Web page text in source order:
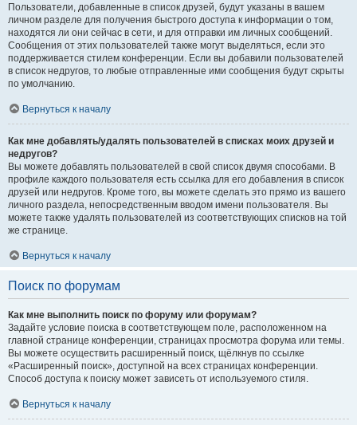
Пользователи, добавленные в список друзей, будут указаны в вашем
личном разделе для получения быстрого доступа к информации о том,
находятся ли они сейчас в сети, и для отправки им личных сообщений.
Сообщения от этих пользователей также могут выделяться, если это
поддерживается стилем конференции. Если вы добавили пользователей
в список недругов, то любые отправленные ими сообщения будут скрыты
по умолчанию.
Вернуться к началу
Как мне добавлять/удалять пользователей в списках моих друзей и
недругов?
Вы можете добавлять пользователей в свой список двумя способами. В
профиле каждого пользователя есть ссылка для его добавления в список
друзей или недругов. Кроме того, вы можете сделать это прямо из вашего
личного раздела, непосредственным вводом имени пользователя. Вы
можете также удалять пользователей из соответствующих списков на той
же странице.
Вернуться к началу
Поиск по форумам
Как мне выполнить поиск по форуму или форумам?
Задайте условие поиска в соответствующем поле, расположенном на
главной странице конференции, страницах просмотра форума или темы.
Вы можете осуществить расширенный поиск, щёлкнув по ссылке
«Расширенный поиск», доступной на всех страницах конференции.
Способ доступа к поиску может зависеть от используемого стиля.
Вернуться к началу